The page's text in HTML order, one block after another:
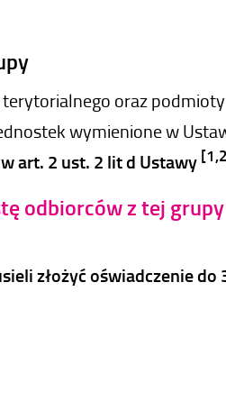
oraz
wymienione w
art. 2 ust. 2 lit d Ustawy
odbiorców z tej grupy
złożyć oświadczenie do